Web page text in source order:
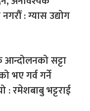
: ग्यास उद्योग
आन्दोलनको सट्टा
भए गर्व गर्ने
: रमेशबाबु भट्टराई